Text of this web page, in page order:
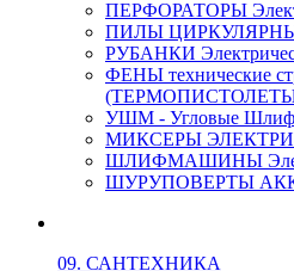
ПЕРФОРАТОРЫ
ПИЛЫ
РУБАНКИ
ФЕНЫ технические
(ТЕРМОПИСТОЛЕТЫ)
УШМ - Угловые
МИКСЕРЫ
ШЛИФМАШИНЫ
ШУРУПОВЕРТЫ
09. САНТЕХНИКА